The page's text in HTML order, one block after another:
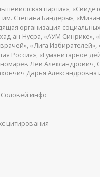
партия»,
Степана Бандеры»,
организация
ан-Нусра, «АУМ Синрике»,
«Лига
«Гуманитарное
Лев
Дарья Александровна
Соловей.инфо